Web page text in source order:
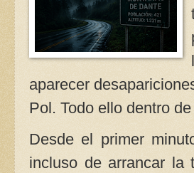
aparecer
Pol. Todo ello dentro
Desde el primer
incluso de arrancar la